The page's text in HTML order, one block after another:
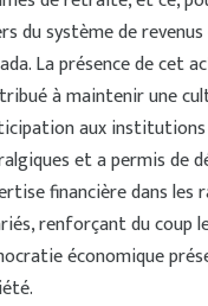
du système de
La présence de cet
à maintenir une
aux institutions
et a permis de
financière dans les
renforçant du coup
économique